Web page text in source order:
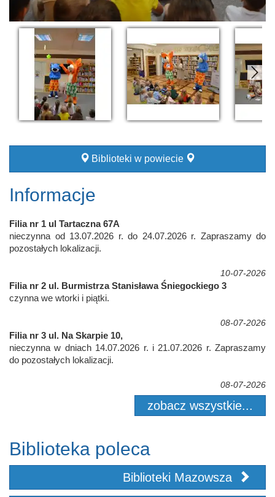
Biblioteki w powiecie
Informacje
Filia nr 1 ul Tartaczna 67A
nieczynna od 13.07.2026 r. do 24.07.2026 r. Zapraszamy do
pozostałych lokalizacji.
10-07-2026
Filia nr 2 ul. Burmistrza Stanisława Śniegockiego 3
czynna we wtorki i piątki.
08-07-2026
Filia nr 3 ul. Na Skarpie 10,
nieczynna w dniach 14.07.2026 r. i 21.07.2026 r. Zapraszamy
do pozostałych lokalizacji.
08-07-2026
zobacz wszystkie...
Biblioteka poleca
Biblioteki Mazowsza